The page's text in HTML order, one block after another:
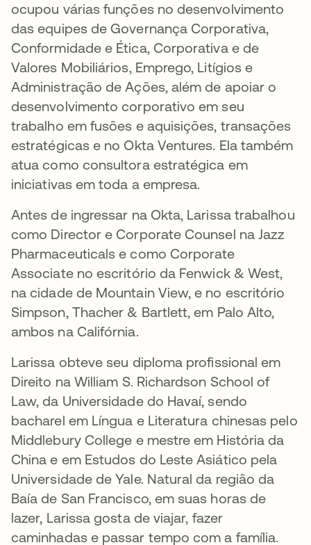
ocupou várias funções no desenvolvimento
das equipes de Governança Corporativa,
Conformidade e Ética, Corporativa e de
Valores Mobiliários, Emprego, Litígios e
Administração de Ações, além de apoiar o
desenvolvimento corporativo em seu
trabalho em fusões e aquisições, transações
estratégicas e no Okta Ventures. Ela também
atua como consultora estratégica em
iniciativas em toda a empresa.
Antes de ingressar na Okta, Larissa trabalhou
como Director e Corporate Counsel na Jazz
Pharmaceuticals e como Corporate
Associate no escritório da Fenwick & West,
na cidade de Mountain View, e no escritório
Simpson, Thacher & Bartlett, em Palo Alto,
ambos na Califórnia.
Larissa obteve seu diploma profissional em
Direito na William S. Richardson School of
Law, da Universidade do Havaí, sendo
bacharel em Língua e Literatura chinesas pelo
Middlebury College e mestre em História da
China e em Estudos do Leste Asiático pela
Universidade de Yale. Natural da região da
Baía de San Francisco, em suas horas de
lazer, Larissa gosta de viajar, fazer
caminhadas e passar tempo com a família.